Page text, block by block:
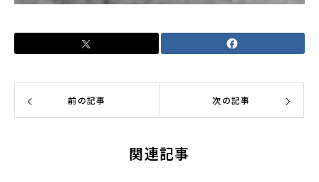
前の記事 次の記事
関連記事